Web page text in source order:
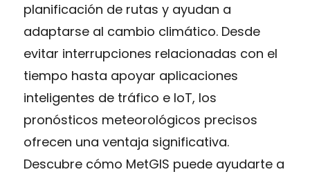
planificación de rutas y ayudan a
adaptarse al cambio climático. Desde
evitar interrupciones relacionadas con el
tiempo hasta apoyar aplicaciones
inteligentes de tráfico e IoT, los
pronósticos meteorológicos precisos
ofrecen una ventaja significativa.
Descubre cómo MetGIS puede ayudarte a